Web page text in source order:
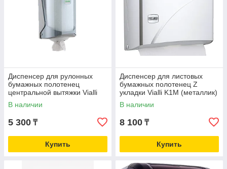
Диспенсер для рулонных
бумажных полотенец
центральной вытяжки Vialli
SG1Т mini (Турция)
В наличии
5 300 ₸
Купить
Диспенсер для листовых
бумажных полотенец Z
укладки Vialli K1М (металлик)
В наличии
8 100 ₸
Купить